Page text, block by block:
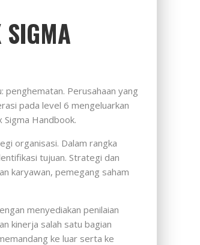
SIGMA
Perusahaan yang
pada level 6 mengeluarkan
Sigma Handbook.
organisasi. Dalam rangka
tujuan. Strategi dan
karyawan, pemegang saham
menyediakan penilaian
kinerja salah satu bagian
ke luar serta ke